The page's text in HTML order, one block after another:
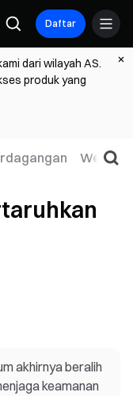
Daftar
dari wilayah AS.
produk yang
Web3
akhirnya beralih
keamanan